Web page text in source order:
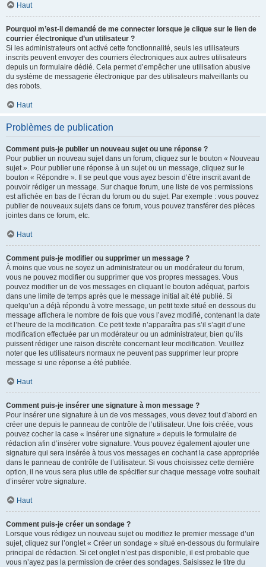
Haut
Pourquoi m’est-il demandé de me connecter lorsque je clique sur le lien de
courrier électronique d’un utilisateur ?
Si les administrateurs ont activé cette fonctionnalité, seuls les utilisateurs
inscrits peuvent envoyer des courriers électroniques aux autres utilisateurs
depuis un formulaire dédié. Cela permet d’empêcher une utilisation abusive
du système de messagerie électronique par des utilisateurs malveillants ou
des robots.
Haut
Problèmes de publication
Comment puis-je publier un nouveau sujet ou une réponse ?
Pour publier un nouveau sujet dans un forum, cliquez sur le bouton « Nouveau
sujet ». Pour publier une réponse à un sujet ou un message, cliquez sur le
bouton « Répondre ». Il se peut que vous ayez besoin d’être inscrit avant de
pouvoir rédiger un message. Sur chaque forum, une liste de vos permissions
est affichée en bas de l’écran du forum ou du sujet. Par exemple : vous pouvez
publier de nouveaux sujets dans ce forum, vous pouvez transférer des pièces
jointes dans ce forum, etc.
Haut
Comment puis-je modifier ou supprimer un message ?
À moins que vous ne soyez un administrateur ou un modérateur du forum,
vous ne pouvez modifier ou supprimer que vos propres messages. Vous
pouvez modifier un de vos messages en cliquant le bouton adéquat, parfois
dans une limite de temps après que le message initial ait été publié. Si
quelqu’un a déjà répondu à votre message, un petit texte situé en dessous du
message affichera le nombre de fois que vous l’avez modifié, contenant la date
et l’heure de la modification. Ce petit texte n’apparaîtra pas s’il s’agit d’une
modification effectuée par un modérateur ou un administrateur, bien qu’ils
puissent rédiger une raison discrète concernant leur modification. Veuillez
noter que les utilisateurs normaux ne peuvent pas supprimer leur propre
message si une réponse a été publiée.
Haut
Comment puis-je insérer une signature à mon message ?
Pour insérer une signature à un de vos messages, vous devez tout d’abord en
créer une depuis le panneau de contrôle de l’utilisateur. Une fois créée, vous
pouvez cocher la case « Insérer une signature » depuis le formulaire de
rédaction afin d’insérer votre signature. Vous pouvez également ajouter une
signature qui sera insérée à tous vos messages en cochant la case appropriée
dans le panneau de contrôle de l’utilisateur. Si vous choisissez cette dernière
option, il ne vous sera plus utile de spécifier sur chaque message votre souhait
d’insérer votre signature.
Haut
Comment puis-je créer un sondage ?
Lorsque vous rédigez un nouveau sujet ou modifiez le premier message d’un
sujet, cliquez sur l’onglet « Créer un sondage » situé en-dessous du formulaire
principal de rédaction. Si cet onglet n’est pas disponible, il est probable que
vous n’ayez pas la permission de créer des sondages. Saisissez le titre du